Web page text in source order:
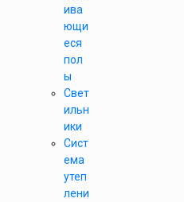
ива
ющи
еся
пол
ы
Свет
ильн
ики
Сист
ема
утеп
лени